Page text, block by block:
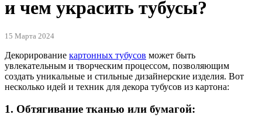
и чем украсить тубусы?
15 Марта 2024
Декорирование картонных тубусов может быть
увлекательным и творческим процессом, позволяющим
создать уникальные и стильные дизайнерские изделия. Вот
несколько идей и техник для декора тубусов из картона:
1. Обтягивание тканью или бумагой: